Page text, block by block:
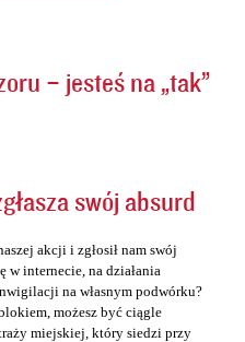
– jesteś na „tak”
swój absurd
akcji i zgłosił nam swój
w internecie, na działania
na własnym podwórku?
możesz być ciągle
miejskiej, który siedzi przy